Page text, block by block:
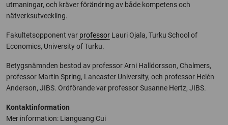
utmaningar, och kräver förändring av både kompetens och
nätverksutveckling.
Fakultetsopponent var professor Lauri Ojala, Turku School of
Economics, University of Turku.
Betygsnämnden bestod av professor Arni Halldorsson, Chalmers,
professor Martin Spring, Lancaster University, och professor Helén
Anderson, JIBS. Ordförande var professor Susanne Hertz, JIBS.
Kontaktinformation
Mer information: Lianguang Cui